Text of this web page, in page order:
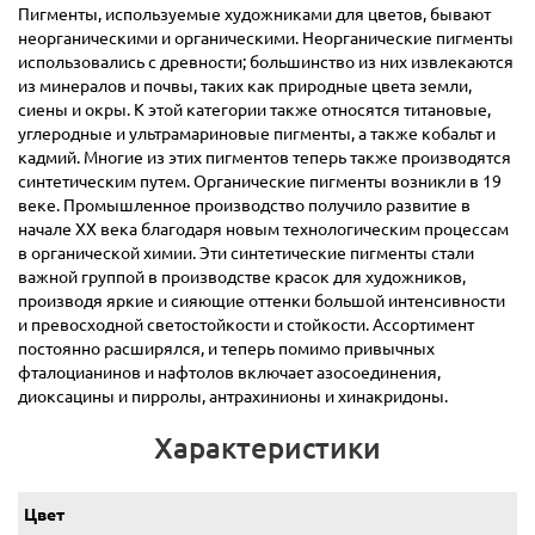
Пигменты, используемые художниками для цветов, бывают
неорганическими и органическими. Неорганические пигменты
использовались с древности; большинство из них извлекаются
из минералов и почвы, таких как природные цвета земли,
сиены и окры. К этой категории также относятся титановые,
углеродные и ультрамариновые пигменты, а также кобальт и
кадмий. Многие из этих пигментов теперь также производятся
синтетическим путем. Органические пигменты возникли в 19
веке. Промышленное производство получило развитие в
начале ХХ века благодаря новым технологическим процессам
в органической химии. Эти синтетические пигменты стали
важной группой в производстве красок для художников,
производя яркие и сияющие оттенки большой интенсивности
и превосходной светостойкости и стойкости. Ассортимент
постоянно расширялся, и теперь помимо привычных
фталоцианинов и нафтолов включает азосоединения,
диоксацины и пирролы, антрахинионы и хинакридоны.
Характеристики
Цвет